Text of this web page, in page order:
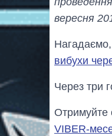
вересня
Нагадаємо,
вибухи
Через три
Отримуйте
VIBER-